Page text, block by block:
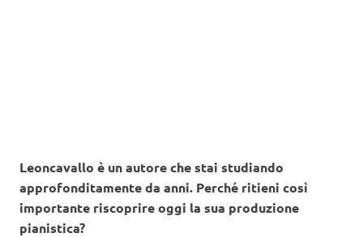
Leoncavallo è un autore che stai studiando
approfonditamente da anni. Perché ritieni così
importante riscoprire oggi la sua produzione
pianistica?